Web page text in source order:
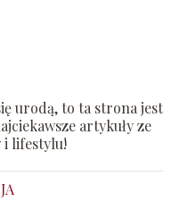
urodą, to ta strona jest
artykuły ze
i lifestylu!